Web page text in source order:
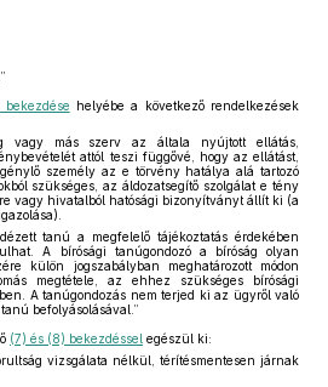
helyébe a következő rendelkezések
vagy más szerv az általa nyújtott ellátás,
attól teszi függővé, hogy az ellátást,
személy az e törvény hatálya alá tartozó
szükséges, az áldozatsegítő szolgálat e tény
vagy hivatalból hatósági bizonyítványt állít ki (a
tanú a megfelelő tájékoztatás érdekében
A bírósági tanúgondozó a bíróság olyan
külön jogszabályban meghatározott módon
megtétele, az ehhez szükséges bírósági
A tanúgondozás nem terjed ki az ügyről való
befolyásolásával.”
(7) és (8) bekezdéssel egészül ki:
vizsgálata nélkül, térítésmentesen járnak